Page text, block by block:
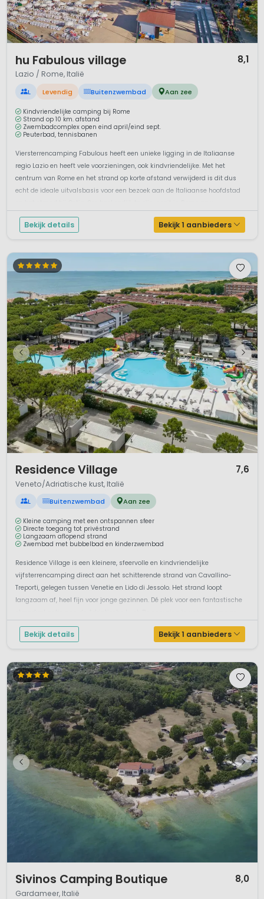
hu Fabulous village 8,1
Lazio / Rome, Italië
L Levendig Buitenzwembad Aan zee
Kindvriendelijke camping bij Rome
Strand op 10 km. afstand
Zwembadcomplex open eind april/eind sept.
Peuterbad, tennisbanen
Viersterrencamping Fabulous heeft een unieke ligging in de Italiaanse
regio Lazio en heeft vele voorzieningen, ook kindvriendelijke. Met het
centrum van Rome en het strand op korte afstand verwijderd is dit dus
echt de ideale uitvalsbasis voor een bezoek aan de Italiaanse hoofdstad
Bekijk details Bekijk 1 aanbieders
Residence Village 7,6
Veneto/Adriatische kust, Italië
L Buitenzwembad Aan zee
Kleine camping met een ontspannen sfeer
Directe toegang tot privéstrand
Langzaam aflopend strand
Zwembad met bubbelbad en kinderzwembad
Residence Village is een kleinere, sfeervolle en kindvriendelijke
vijfsterrencamping direct aan het schitterende strand van Cavallino-
Treporti, gelegen tussen Venetie en Lido di Jessolo. Het strand loopt
langzaam af, heel fijn voor jonge gezinnen. Dé plek voor een fantastische
om...
Bekijk details Bekijk 1 aanbieders
Sivinos Camping Boutique 8,0
Gardameer, Italië